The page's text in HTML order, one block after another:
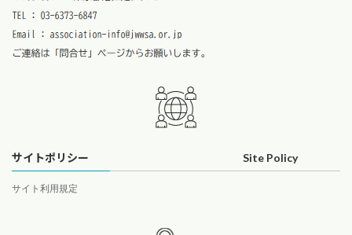
サイトポリシー Site Policy
サイト利用規定